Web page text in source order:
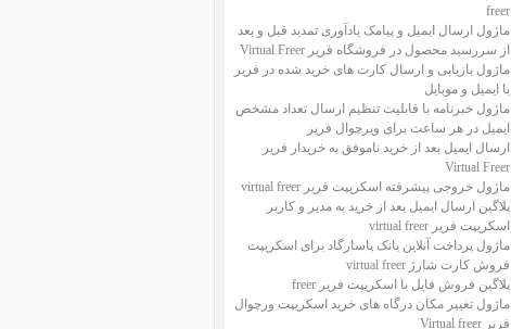
freer
ماژول ارسال ایمیل و پیامک یادآوری تمدید قبل و بعد
از سررسید محصول در فروشگاه فریر Virtual Freer
ماژول بازیابی و ارسال کارت های خرید شده در فریر
با ایمیل و موبایل
ماژول خبرنامه با قابلیت تنظیم ارسال تعداد مشخص
ایمیل در هر ساعت برای ویرچوال فریر
ارسال ایمیل بعد از خرید ناموفق به خریدار فریر
Virtual Freer
ماژول خروجی پیشرفته اسکریپت فریر virtual freer
پلاگین ارسال ایمیل بعد از خرید به مدیر و کاربر
اسکریپت فریر virtual freer
ماژول پرداخت آنلاین بانک پاسارگاد برای اسکریپت
فروش کارت شارژ virtual freer
پلاگین فروش فایل با اسکریپت فریر freer
ماژول تغییر مکان درگاه های خرید اسکریپت ورچوال
فریر Virtual freer